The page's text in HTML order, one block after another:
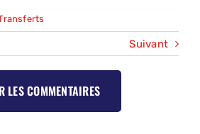
Suivant
LES COMMENTAIRES